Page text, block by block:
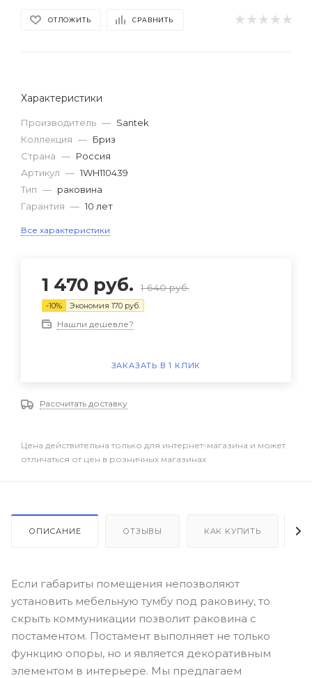
ОТЛОЖИТЬ СРАВНИТЬ
Характеристики
Производитель — Santek
Коллекция — Бриз
Страна — Россия
Артикул — 1WH110439
Тип — раковина
Гарантия — 10 лет
Все характеристики
1 470 руб. 1 640руб.
-10% Экономия 170 руб.
Нашли дешевле?
ЗАКАЗАТЬ В 1 КЛИК
Рассчитать доставку
Цена действительна только для интернет-магазина и может
отличаться от цен в розничных магазинах
ОПИСАНИЕ ОТЗЫВЫ КАК КУПИТЬ
Если габариты помещения непозволяют
установить мебельную тумбу под раковину, то
скрыть коммуникации позволит раковина с
постаментом. Постамент выполняет не только
функцию опоры, но и является декоративным
элементом в интерьере. Мы предлагаем